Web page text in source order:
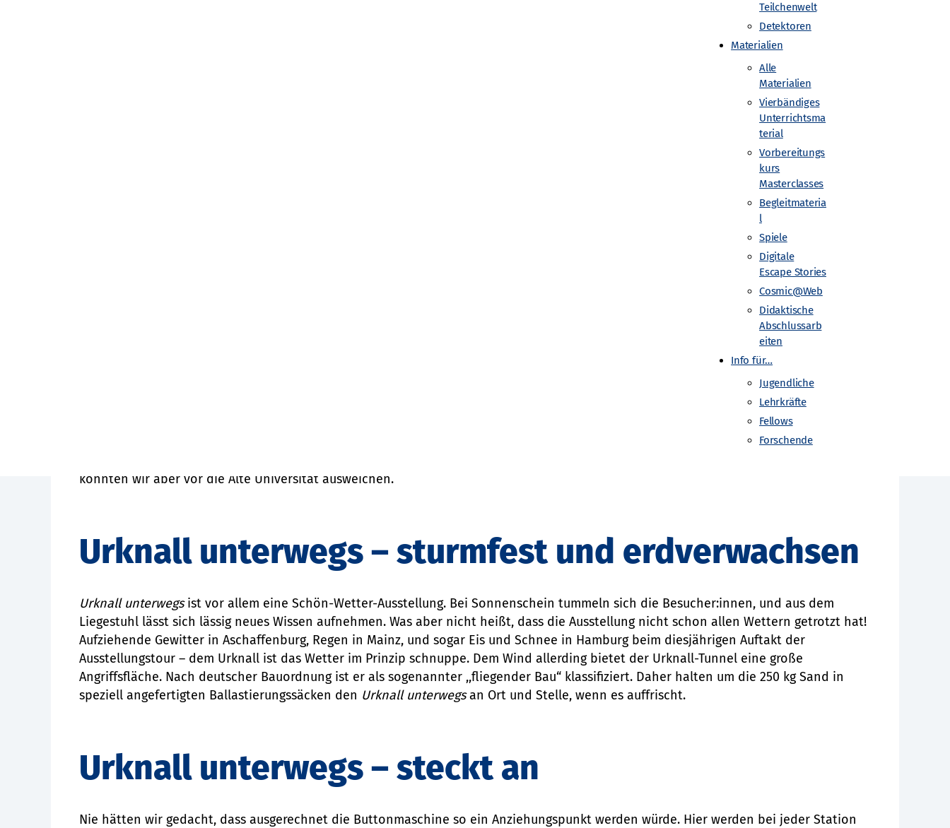
Teilchenwelt
Detektoren
Materialien
Alle
Materialien
Vierbändiges
Unterrichtsma
terial
Vorbereitungs
kurs
Masterclasses
Begleitmateria
l
Spiele
Digitale
Escape Stories
Cosmic@Web
Didaktische
Abschlussarb
eiten
Info für…
Jugendliche
Lehrkräfte
Fellows
Forschende
eines Museums ist. Sondern der Urknall wandert.
und Besucher:innen machen das Touren mit der Ausstellung so abwechslungsreich. Der Einsatz im
Außenbereich und die Konfrontation mit unterschiedlichen regionalen Gegebenheiten stellen spannende Herausforderungen dar.
Urknall unterwegs – im Behördendschungel
„Die Straßenverkehrsordnung sieht das Präsentieren von Urknalltheorien in einer Pop-up-Ausstellung im Öffentlichen Verkehrsraum
im öffentlichen Raum mit
In der Stadt Mainz wiederum wurde uns für den Theaterplatz eine Genehmigung erteilt. Doch war den dortigen Behörden wohl
konnten wir aber vor die Alte Universität ausweichen.
Urknall unterwegs – sturmfest und erdverwachsen
Urknall unterwegsist vor allem eine Schön-Wetter-Ausstellung. Bei Sonnenschein tummeln sich die Besucher:innen, und aus dem
Liegestuhl lässt sich lässig neues Wissen aufnehmen. Was aber nicht heißt, dass die Ausstellung nicht schon allen Wettern getrotzt hat!
Aufziehende Gewitter in Aschaffenburg, Regen in Mainz, und sogar Eis und Schnee in Hamburg beim diesjährigen Auftakt der
Ausstellungstour – dem Urknall ist das Wetter im Prinzip schnuppe. Dem Wind allerding bietet der Urknall-Tunnel eine große
Angriffsfläche. Nach deutscher Bauordnung ist er als sogenannter ,,fliegender Bau“ klassifiziert. Daher halten um die 250 kg Sand in
speziell angefertigten Ballastierungssäcken den Urknall unterwegsan Ort und Stelle, wenn es auffrischt.
Urknall unterwegs – steckt an
Nie hätten wir gedacht, dass ausgerechnet die Buttonmaschine so ein Anziehungspunkt werden würde. Hier werden bei jeder Station